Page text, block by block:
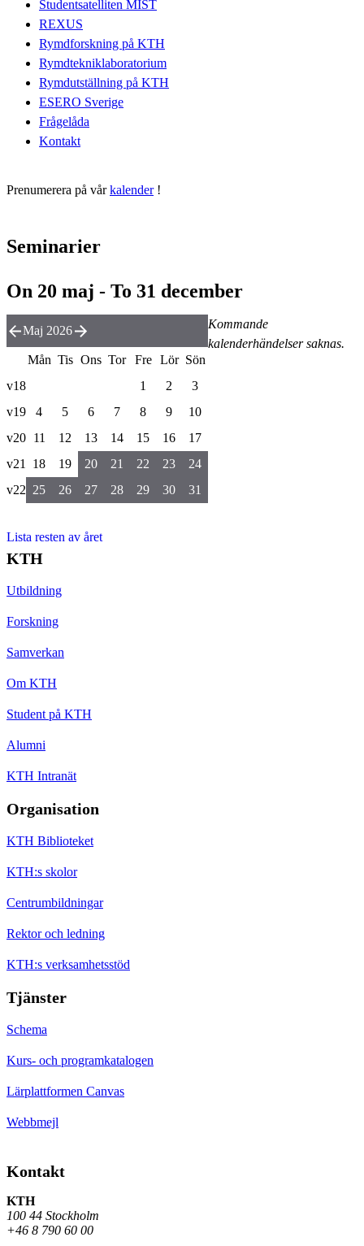
Studentsatelliten MIST
REXUS
Rymdforskning på KTH
Rymdtekniklaboratorium
Rymdutställning på KTH
ESERO Sverige
Frågelåda
Kontakt
Prenumerera på vårkalender!
Seminarier
On 20 maj - To 31 december
Kommande
kalenderhändelser saknas.
Maj 2026
Mån Tis Ons Tor Fre Lör Sön
v18
1 2
3
v19
4 5 6 7 8 9
10
v20 11 12 13 14 15 16
17
v21
18 19 20 21 22 23
24
v22 25 26 27 28 29 30 31
Lista resten av året
KTH
Utbildning
Forskning
Samverkan
Om KTH
Student på KTH
Alumni
KTH Intranät
Organisation
KTH Biblioteket
KTH:s skolor
Centrumbildningar
Rektor och ledning
KTH:s verksamhetsstöd
Tjänster
Schema
Kurs- och programkatalogen
Lärplattformen Canvas
Webbmejl
Kontakt
KTH
100 44 Stockholm
+46 8 790 60 00